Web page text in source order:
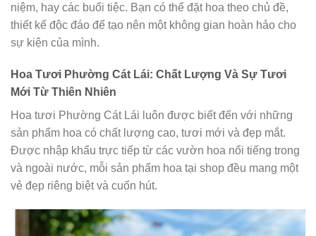
niệm, hay các buổi tiệc. Bạn có thể đặt hoa theo chủ đề,
thiết kế độc đáo để tạo nên một không gian hoàn hảo cho
sự kiện của mình.
Hoa Tươi Phường Cát Lái: Chất Lượng Và Sự Tươi
Mới Từ Thiên Nhiên
Hoa tươi Phường Cát Lái luôn được biết đến với những
sản phẩm hoa có chất lượng cao, tươi mới và đẹp mắt.
Được nhập khẩu trực tiếp từ các vườn hoa nổi tiếng trong
và ngoài nước, mỗi sản phẩm hoa tại shop đều mang một
vẻ đẹp riêng biệt và cuốn hút.